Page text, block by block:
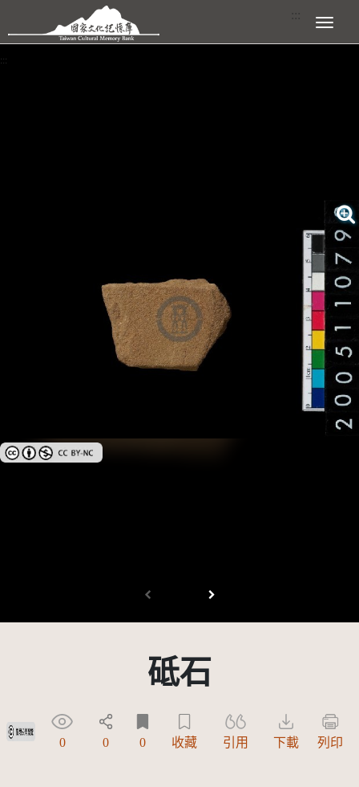
跳到主要內容區塊 展開選單
:::
創用CC姓名標示-非商業性 3.0 台灣及其後版本(CC BY-NC 3.0 TW +)
砥石
受著作權法保護-僅限於本平台有限度公開瀏覽
0 0 0 收藏 引用 下載 列印